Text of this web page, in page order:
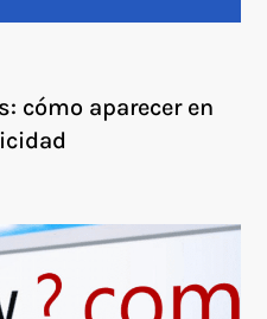
cómo aparecer en